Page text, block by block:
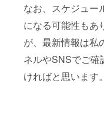
なお、スケジュー
になる可能性もあ
が、最新情報は私
ネルやSNSでご確
ければと思います。